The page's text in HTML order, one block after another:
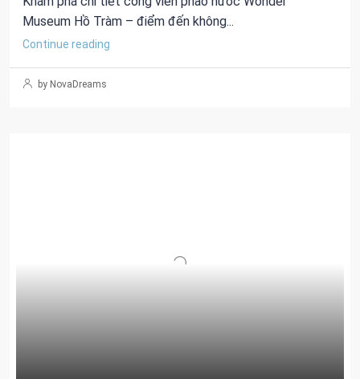
Museum Hồ Tràm – điểm đến không...
Continue reading
by NovaDreams